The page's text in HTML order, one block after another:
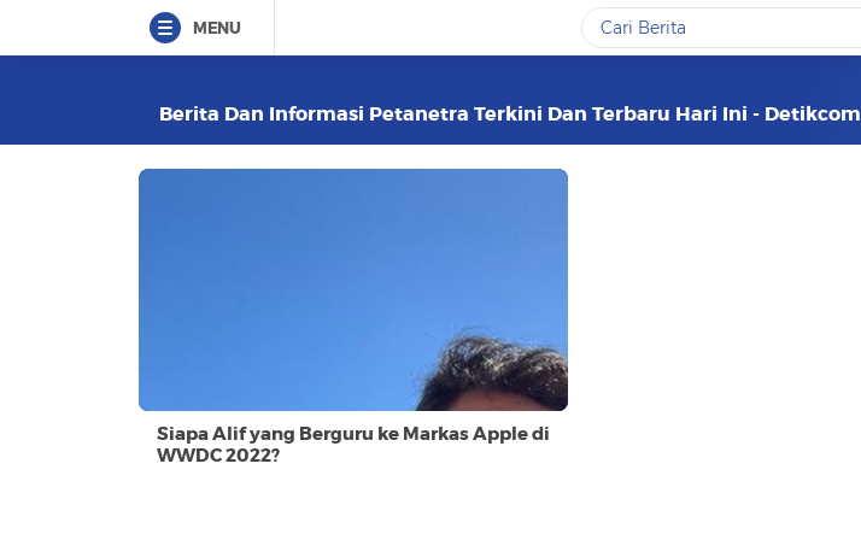
MENU
Berita Dan Informasi Petanetra Terkini Dan Terbaru Hari Ini - Detikcom
Siapa Alif yang Berguru ke Markas Apple di
WWDC 2022?